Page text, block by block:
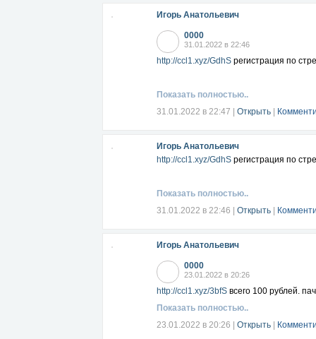
Игорь Анатольевич
0000
31.01.2022 в 22:46
http://ccl1.xyz/GdhS регистрация по
Показать полностью..
31.01.2022 в 22:47
Открыть
Игорь Анатольевич
http://ccl1.xyz/GdhS регистрация по
Показать полностью..
31.01.2022 в 22:46
Открыть
Игорь Анатольевич
0000
23.01.2022 в 20:26
http://ccl1.xyz/3bfS всего 100 рублей.
Показать полностью..
23.01.2022 в 20:26
Открыть